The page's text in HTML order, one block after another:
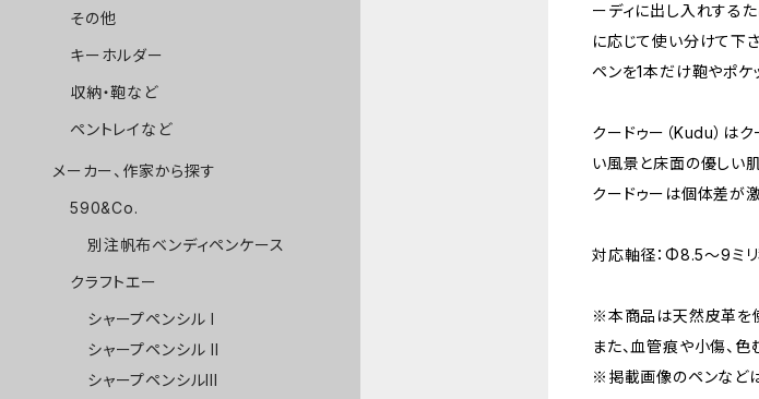
ーディに出し入れする
に応じて使い分けて下さ
ペンを1本だけ鞄やポケ
クードゥー（Kudu）は
い風景と床面の優しい
クードゥーは個体差が
対応軸径：Φ8.5〜9ミリ
※本商品は天然皮革を
また、血管痕や小傷、
※掲載画像のペンなど
その他
キーホルダー
収納・鞄など
ペントレイなど
メーカー、作家から探す
590&Co.
別注帆布ベンディペンケース
クラフトエー
シャープペンシル I
シャープペンシル II
シャープペンシルIII